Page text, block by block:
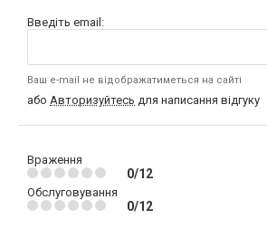
Введіть email:
Ваш e-mail не відображатиметься на сайті
або Авторизуйтесь для написання відгуку
Враження
0/12
Обслуговування
0/12